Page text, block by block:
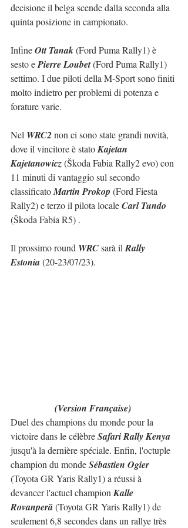
decisione il belga scende dalla seconda alla
quinta posizione in campionato.
Infine Ott Tanak (Ford Puma Rally1) è
sesto e Pierre Loubet (Ford Puma Rally1)
settimo. I due piloti della M-Sport sono finiti
molto indietro per problemi di potenza e
forature varie.
Nel WRC2 non ci sono state grandi novità,
dove il vincitore è stato Kajetan
Kajetanowicz (Škoda Fabia Rally2 evo) con
11 minuti di vantaggio sul secondo
classificato Martin Prokop (Ford Fiesta
Rally2) e terzo il pilota locale Carl Tundo
(Škoda Fabia R5) .
Il prossimo round WRC sarà il Rally
Estonia (20-23/07/23).
(Version Française)
Duel des champions du monde pour la
victoire dans le célèbre Safari Rally Kenya
jusqu'à la dernière spéciale. Enfin, l'octuple
champion du monde Sébastien Ogier
(Toyota GR Yaris Rally1) a réussi à
devancer l'actuel champion Kalle
Rovanperä (Toyota GR Yaris Rally1) de
seulement 6,8 secondes dans un rallye très